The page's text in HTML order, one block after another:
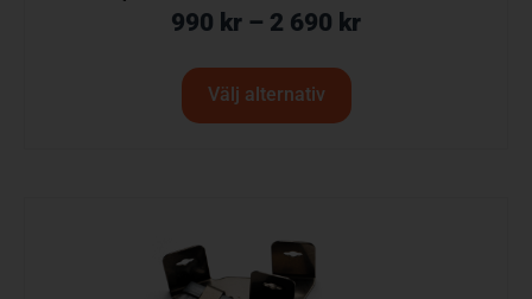
990 kr – 2 690 kr
Välj alternativ